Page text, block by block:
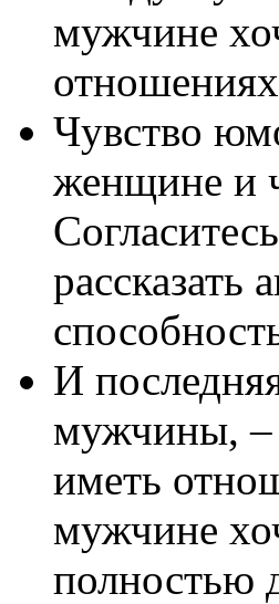
мужчине
Чувство
женщине и
рассказать
И
мужчины, –
иметь
мужчине
полностью